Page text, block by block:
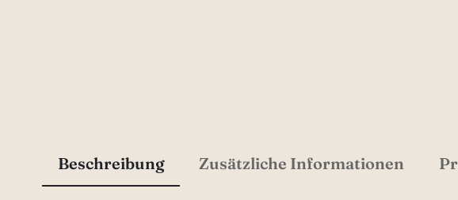
Beschreibung Zusätzliche Informationen